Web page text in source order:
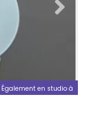
Également en studio à